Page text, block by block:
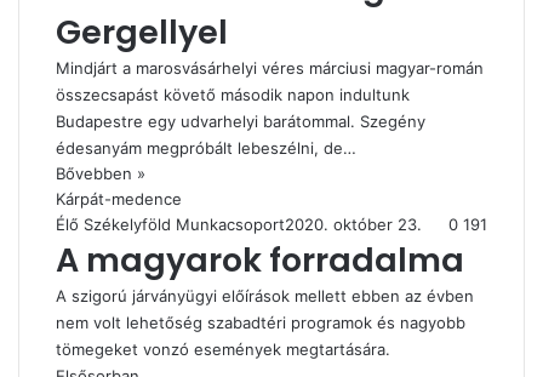
Gergellyel
Mindjárt a marosvásárhelyi véres márciusi magyar-román
összecsapást követő második napon indultunk
Budapestre egy udvarhelyi barátommal. Szegény
édesanyám megpróbált lebeszélni, de…
Bővebben »
Kárpát-medence
Élő Székelyföld Munkacsoport2020. október 23. 0 191
A magyarok forradalma
A szigorú járványügyi előírások mellett ebben az évben
nem volt lehetőség szabadtéri programok és nagyobb
tömegeket vonzó események megtartására.